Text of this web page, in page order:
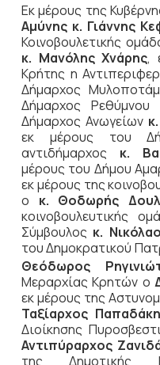
Εκ μέρους της
Αμύνης κ. Γιάννης
Κοινοβουλετικής
κ. Μανόλης Χνάρης,
Κρήτης η
Δήμαρχος
Δήμαρχος Ρεθύμνου
Δήμαρχος Ανωγείων
εκ μέρους του
αντιδήμαρχος κ.
μέρους του Δήμου
εκ μέρους της
ο κ. Θοδωρής
κοινοβουλευτικής
Σύμβουλος κ.
του Δημοκρατικού
Θεόδωρος
Μεραρχίας Κρητών ο
εκ μέρους της
Ταξίαρχος
Διοίκησης
Αντιπύραρχος
της Δημοτικής